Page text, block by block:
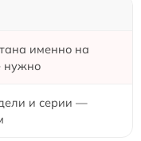
именно на
нужно
и серии —